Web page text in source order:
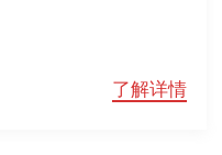
了解详情